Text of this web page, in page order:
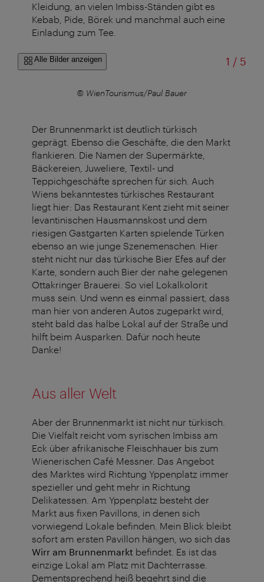
Kleidung, an vielen Imbiss-Ständen gibt es
Kebab, Pide, Börek und manchmal auch eine
Einladung zum Tee.
Alle Bilder anzeigen 1 /von
5
© WienTourismus/Paul Bauer
Der Brunnenmarkt ist deutlich türkisch
geprägt. Ebenso die Geschäfte, die den Markt
flankieren. Die Namen der Supermärkte,
Bäckereien, Juweliere, Textil- und
Teppichgeschäfte sprechen für sich. Auch
Wiens bekanntestes türkisches Restaurant
liegt hier: Das Restaurant Kent zieht mit seiner
levantinischen Hausmannskost und dem
riesigen Gastgarten Karten spielende Türken
ebenso an wie junge Szenemenschen. Hier
steht nicht nur das türkische Bier Efes auf der
Karte, sondern auch Bier der nahe gelegenen
Ottakringer Brauerei. So viel Lokalkolorit
muss sein. Und wenn es einmal passiert, dass
man hier von anderen Autos zugeparkt wird,
steht bald das halbe Lokal auf der Straße und
hilft beim Ausparken. Dafür noch heute
Danke!
Aus aller Welt
Aber der Brunnenmarkt ist nicht nur türkisch.
Die Vielfalt reicht vom syrischen Imbiss am
Eck über afrikanische Fleischhauer bis zum
Wienerischen Café Messner. Das Angebot
des Marktes wird Richtung Yppenplatz immer
spezieller und geht mehr in Richtung
Delikatessen. Am Yppenplatz besteht der
Markt aus fixen Pavillons, in denen sich
vorwiegend Lokale befinden. Mein Blick bleibt
sofort am ersten Pavillon hängen, wo sich das
Wirr am Brunnenmarkt befindet. Es ist das
einzige Lokal am Platz mit Dachterrasse.
Dementsprechend heiß begehrt sind die